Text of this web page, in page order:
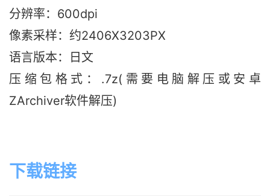
分辨率：600dpi
像素采样：约2406X3203PX
语言版本：日文
压缩包格式：.7z(需要电脑解压或安卓
ZArchiver软件解压)
下载链接